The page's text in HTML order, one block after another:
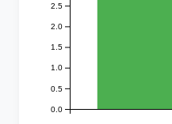
0.0
0.5
1.0
1.5
2.0
2.5